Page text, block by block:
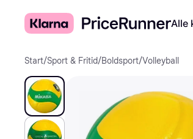
Alle
Start/Sport & Fritid/Boldsport/Volleyball